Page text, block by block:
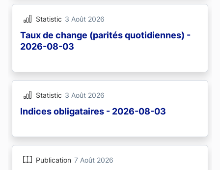
Statistic 3 Août 2026
Taux de change (parités quotidiennes) -
2026-08-03
Statistic 3 Août 2026
Indices obligataires - 2026-08-03
Publication 7 Août 2026